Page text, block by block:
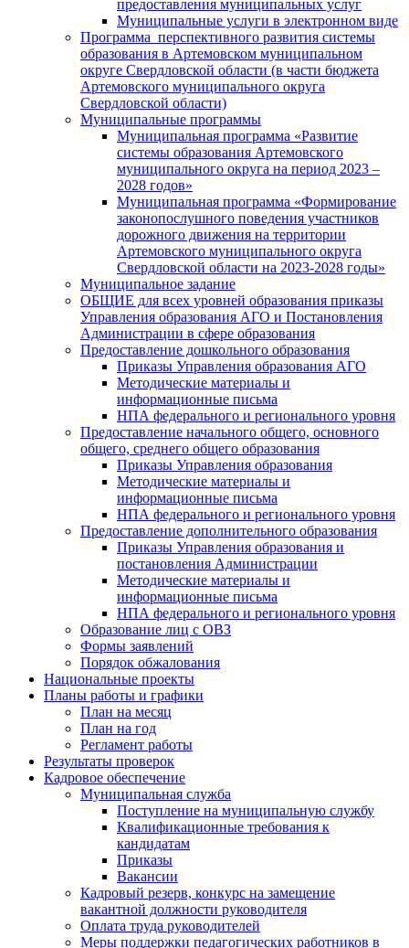
предоставления муниципальных услуг
Муниципальные услуги в электронном виде
Программа перспективного развития системы
образования в Артемовском муниципальном
округе Свердловской области (в части бюджета
Артемовского муниципального округа
Свердловской области)
Муниципальные программы
Муниципальная программа «Развитие
системы образования Артемовского
муниципального округа на период 2023 –
2028 годов»
Муниципальная программа «Формирование
законопослушного поведения участников
дорожного движения на территории
Артемовского муниципального округа
Свердловской области на 2023-2028 годы»
Муниципальное задание
ОБЩИЕ для всех уровней образования приказы
Управления образования АГО и Постановления
Администрации в сфере образования
Предоставление дошкольного образования
Приказы Управления образования АГО
Методические материалы и
информационные письма
НПА федерального и регионального уровня
Предоставление начального общего, основного
общего, среднего общего образования
Приказы Управления образования
Методические материалы и
информационные письма
НПА федерального и регионального уровня
Предоставление дополнительного образования
Приказы Управления образования и
постановления Администрации
Методические материалы и
информационные письма
НПА федерального и регионального уровня
Образование лиц с ОВЗ
Формы заявлений
Порядок обжалования
Национальные проекты
Планы работы и графики
План на месяц
План на год
Регламент работы
Результаты проверок
Кадровое обеспечение
Муниципальная служба
Поступление на муниципальную службу
Квалификационные требования к
кандидатам
Приказы
Вакансии
Кадровый резерв, конкурс на замещение
вакантной должности руководителя
Оплата труда руководителей
Меры поддержки педагогических работников в